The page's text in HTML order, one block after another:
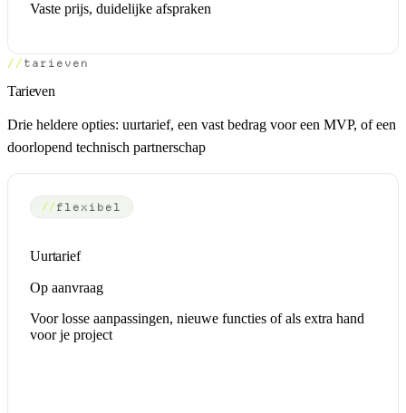
Vaste prijs, duidelijke afspraken
tarieven
Tarieven
Drie heldere opties: uurtarief, een vast bedrag voor een MVP, of een
doorlopend technisch partnerschap
flexibel
Uurtarief
Op aanvraag
Voor losse aanpassingen, nieuwe functies of als extra hand
voor je project